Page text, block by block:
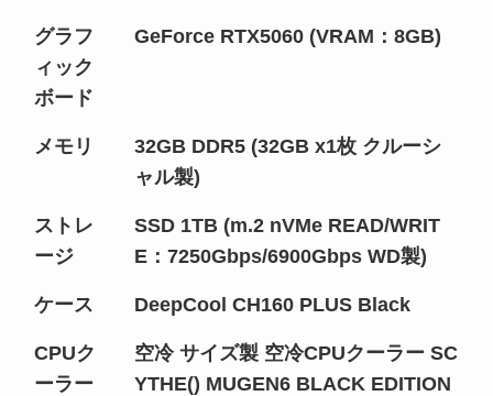
グラフ
ィック
ボード
GeForce RTX5060 (VRAM：8GB)
メモリ
32GB DDR5 (32GB x1枚 クルーシ
ャル製)
ストレ
ージ
SSD 1TB (m.2 nVMe READ/WRIT
E：7250Gbps/6900Gbps WD製)
ケース DeepCool CH160 PLUS Black
CPUク
ーラー
空冷 サイズ製 空冷CPUクーラー SC
YTHE() MUGEN6 BLACK EDITION